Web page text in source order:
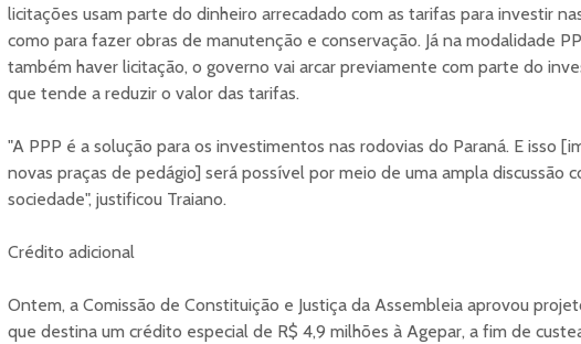
licitações usam parte do dinheiro arrecadado com as tarifas para investir
como para fazer obras de manutenção e conservação. Já na modalidade
também haver licitação, o governo vai arcar previamente com parte do
que tende a reduzir o valor das tarifas.
"A PPP é a solução para os investimentos nas rodovias do Paraná. E isso
novas praças de pedágio] será possível por meio de uma ampla discussão
sociedade", justificou Traiano.
Crédito adicional
Ontem, a Comissão de Constituição e Justiça da Assembleia aprovou
que destina um crédito especial de R$ 4,9 milhões à Agepar, a fim de